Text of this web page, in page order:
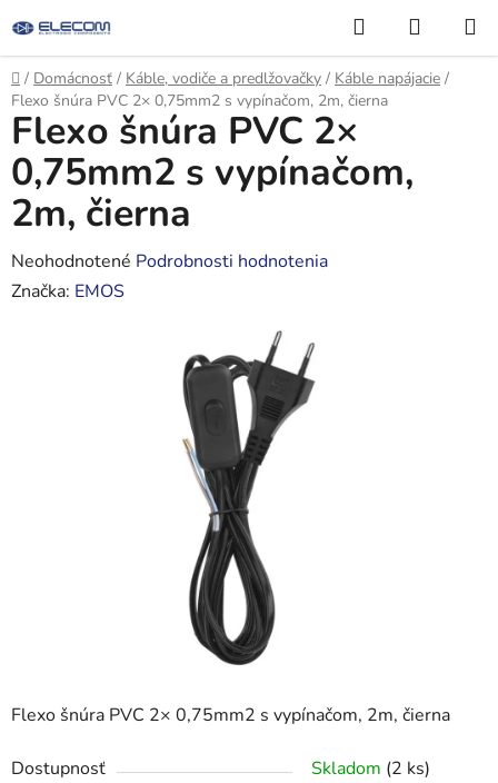
na
obsah
Hľadať
KOŠÍK
Domov
/ Domácnosť / Káble, vodiče a predlžovačky / Káble napájacie /
Flexo šnúra PVC 2× 0,75mm2 s vypínačom, 2m, čierna
Flexo šnúra PVC 2× 0,75mm2 s vypínačom, 2m, čierna
Dostupnosť Skladom (2 ks)
Flexo šnúra PVC 2×
0,75mm2 s vypínačom,
2m, čierna
Priemerné
hodnotenie
Neohodnotené Podrobnosti hodnotenia
Značka: EMOS